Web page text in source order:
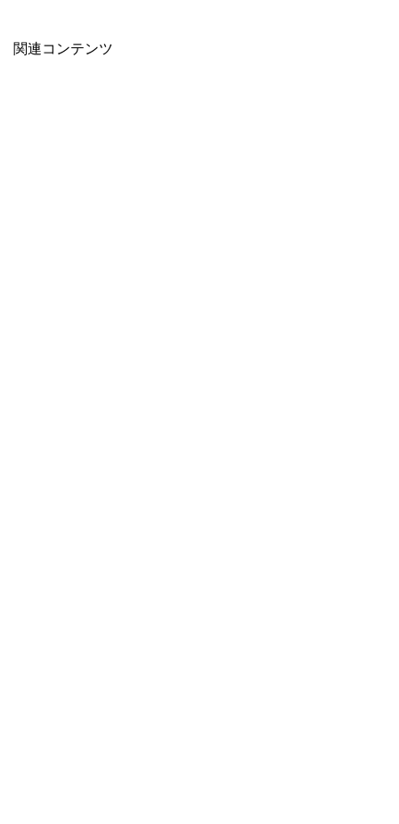
関連コンテンツ